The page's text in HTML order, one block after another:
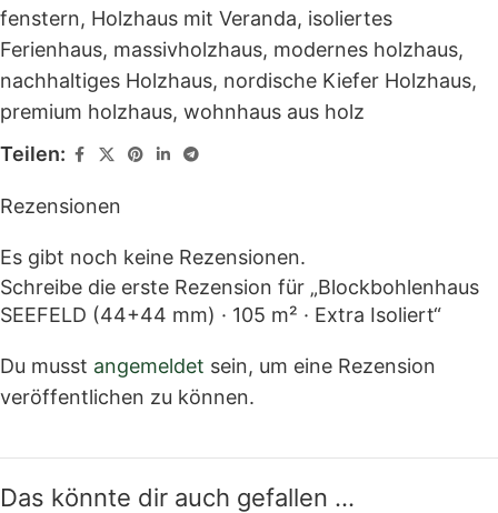
fenstern, Holzhaus mit Veranda, isoliertes
Ferienhaus, massivholzhaus, modernes holzhaus,
nachhaltiges Holzhaus, nordische Kiefer Holzhaus,
premium holzhaus, wohnhaus aus holz
Teilen:
Rezensionen
Es gibt noch keine Rezensionen.
Schreibe die erste Rezension für „Blockbohlenhaus
SEEFELD (44+44 mm) · 105 m² · Extra Isoliert“
Du musst angemeldet sein, um eine Rezension
veröffentlichen zu können.
Das könnte dir auch gefallen …